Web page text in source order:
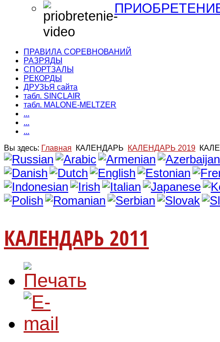
ПРАВИЛА СОРЕВНОВАНИЙ
РАЗРЯДЫ
СПОРТЗАЛЫ
РЕКОРДЫ
ДРУЗЬЯ сайта
табл. SINCLAIR
табл. MALONE-MELTZER
...
...
...
Вы здесь: Главная КАЛЕНДАРЬ КАЛЕНДАРЬ 2019
КАЛЕНДАРЬ 2011